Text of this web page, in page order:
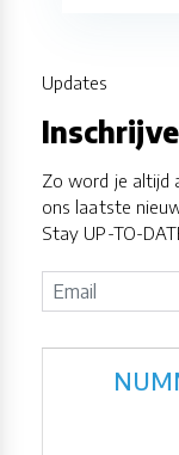
Updates
Zo word je altijd
ons laatste
Stay UP-TO-